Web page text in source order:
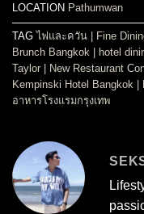
LOCATION Pathumwan
TAGไฟและควัน Fine
Brunch Bangkok
hotel
Taylor
New Restaurant
Kempinski Hotel Bangkok
อาหารโรงแรมกรุงเทพ